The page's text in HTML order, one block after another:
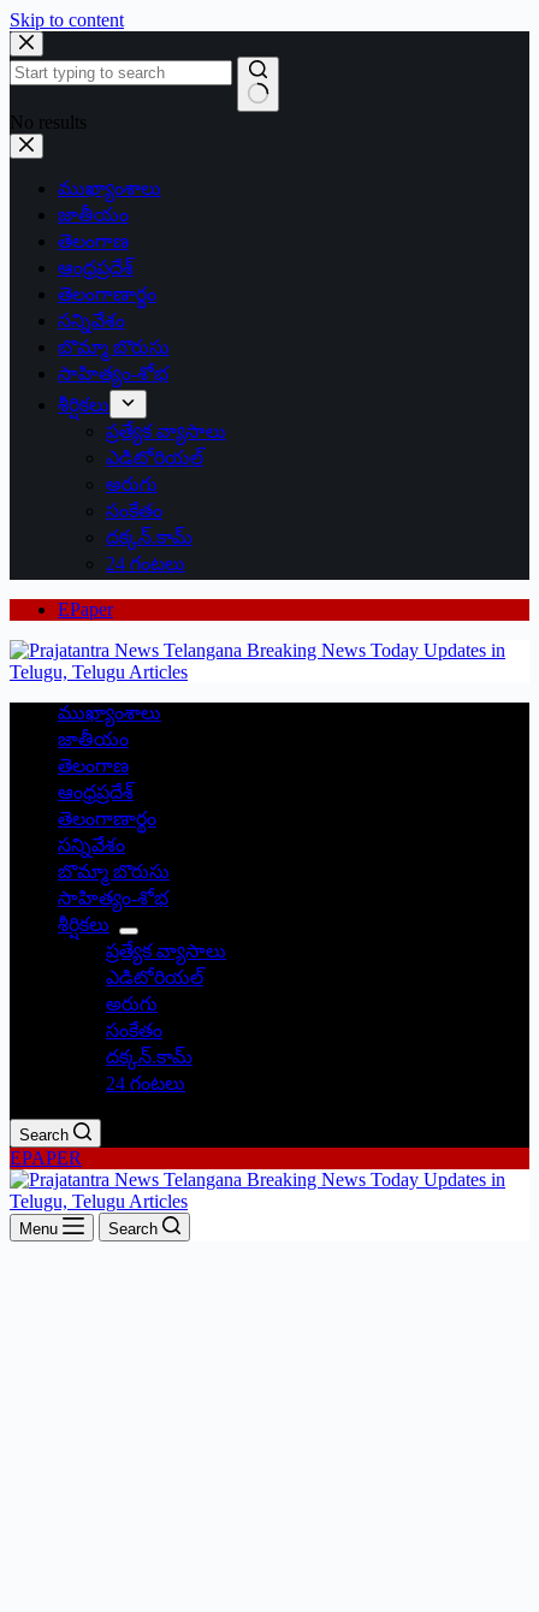
Skip to content
No results
ముఖ్యాంశాలు
జాతీయం
తెలంగాణ
ఆంధ్రప్రదేశ్
తెలంగాణార్థం
సన్నివేశం
బొమ్మా బొరుసు
సాహిత్యం-శోభ
శీర్షికలు
ప్రత్యేక వ్యాసాలు
ఎడిటోరియల్
అరుగు
సంకేతం
దక్కన్.కామ్
24 గంటలు
EPaper
ముఖ్యాంశాలు
జాతీయం
తెలంగాణ
ఆంధ్రప్రదేశ్
తెలంగాణార్థం
సన్నివేశం
బొమ్మా బొరుసు
సాహిత్యం-శోభ
శీర్షికలు
ప్రత్యేక వ్యాసాలు
ఎడిటోరియల్
అరుగు
సంకేతం
దక్కన్.కామ్
24 గంటలు
Search
EPAPER
Menu Search